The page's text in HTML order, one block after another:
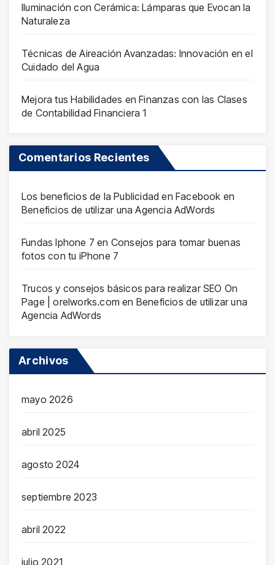
Iluminación con Cerámica: Lámparas que Evocan la
Naturaleza
Técnicas de Aireación Avanzadas: Innovación en el
Cuidado del Agua
Mejora tus Habilidades en Finanzas con las Clases
de Contabilidad Financiera 1
Comentarios Recientes
Los beneficios de la Publicidad en Facebook en
Beneficios de utilizar una Agencia AdWords
Fundas Iphone 7 en Consejos para tomar buenas
fotos con tu iPhone 7
Trucos y consejos básicos para realizar SEO On
Page | orelworks.com en Beneficios de utilizar una
Agencia AdWords
Archivos
mayo 2026
abril 2025
agosto 2024
septiembre 2023
abril 2022
julio 2021